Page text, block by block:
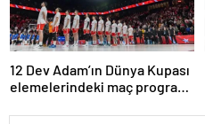
12 Dev Adam’ın Dünya Kupası
elemelerindeki maç programı